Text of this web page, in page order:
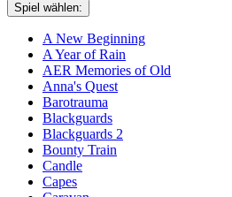
Spiel wählen:
A New Beginning
A Year of Rain
AER Memories of Old
Anna's Quest
Barotrauma
Blackguards
Blackguards 2
Bounty Train
Candle
Capes